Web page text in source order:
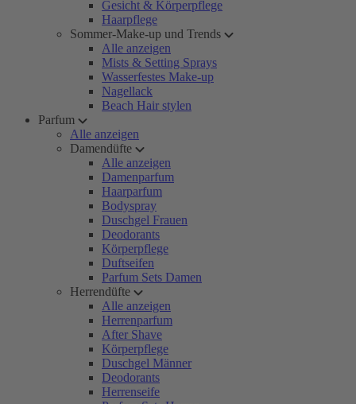
Gesicht & Körperpflege
Haarpflege
Sommer-Make-up und Trends
Alle anzeigen
Mists & Setting Sprays
Wasserfestes Make-up
Nagellack
Beach Hair stylen
Parfum
Alle anzeigen
Damendüfte
Alle anzeigen
Damenparfum
Haarparfum
Bodyspray
Duschgel Frauen
Deodorants
Körperpflege
Duftseifen
Parfum Sets Damen
Herrendüfte
Alle anzeigen
Herrenparfum
After Shave
Körperpflege
Duschgel Männer
Deodorants
Herrenseife